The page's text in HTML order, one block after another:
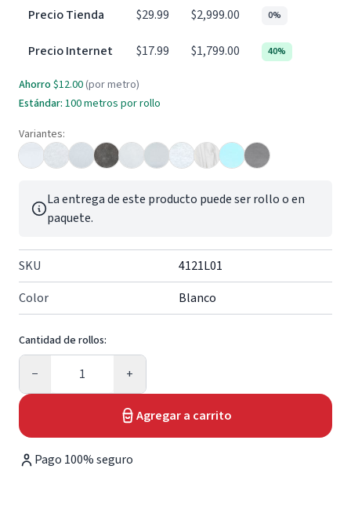
Precio Tienda $29.99 $2,999.00 0%
Precio Internet $17.99 $1,799.00 40%
Ahorro $12.00 (por metro)
Estándar: 100 metros por rollo
Variantes:
La entrega de este producto puede ser rollo o en
paquete.
SKU
4121L01
Color
Blanco
Cantidad de rollos:
−
Cantidad
+
Agregar a carrito
Pago 100% seguro